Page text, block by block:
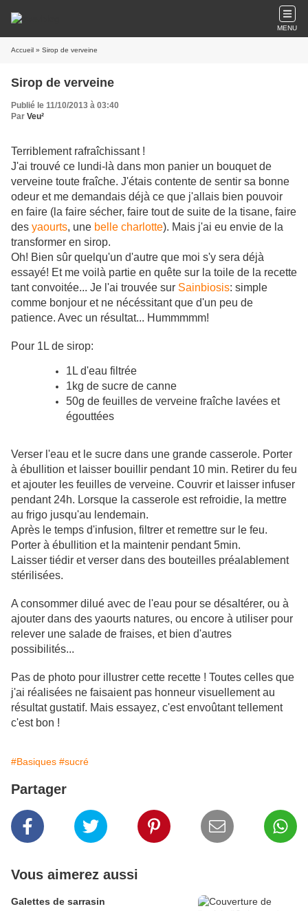
MENU
Accueil » Sirop de verveine
Sirop de verveine
Publié le 11/10/2013 à 03:40
Par Veu²
Terriblement rafraîchissant !
J'ai trouvé ce lundi-là dans mon panier un bouquet de
verveine toute fraîche. J'étais contente de sentir sa bonne
odeur et me demandais déjà ce que j'allais bien pouvoir
en faire (la faire sécher, faire tout de suite de la tisane, faire
des yaourts, une belle charlotte). Mais j'ai eu envie de la
transformer en sirop.
Oh! Bien sûr quelqu'un d'autre que moi s'y sera déjà
essayé! Et me voilà partie en quête sur la toile de la recette
tant convoitée... Je l'ai trouvée sur Sainbiosis: simple
comme bonjour et ne nécéssitant que d'un peu de
patience. Avec un résultat... Hummmmm!
Pour 1L de sirop:
1L d'eau filtrée
1kg de sucre de canne
50g de feuilles de verveine fraîche lavées et
égouttées
Verser l'eau et le sucre dans une grande casserole. Porter
à ébullition et laisser bouillir pendant 10 min. Retirer du feu
et ajouter les feuilles de verveine. Couvrir et laisser infuser
pendant 24h. Lorsque la casserole est refroidie, la mettre
au frigo jusqu'au lendemain.
Après le temps d'infusion, filtrer et remettre sur le feu.
Porter à ébullition et la maintenir pendant 5min.
Laisser tiédir et verser dans des bouteilles préalablement
stérilisées.
A consommer dilué avec de l'eau pour se désaltérer, ou à
ajouter dans des yaourts natures, ou encore à utiliser pour
relever une salade de fraises, et bien d'autres
possibilités...
Pas de photo pour illustrer cette recette ! Toutes celles que
j'ai réalisées ne faisaient pas honneur visuellement au
résultat gustatif. Mais essayez, c'est envoûtant tellement
c'est bon !
#Basiques #sucré
Partager
Vous aimerez aussi
Galettes de sarrasin